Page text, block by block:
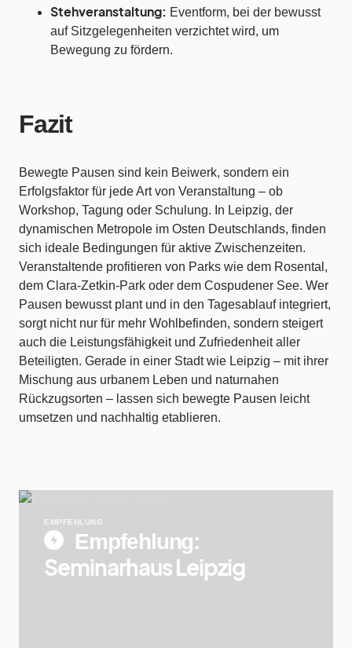
Stehveranstaltung: Eventform, bei der bewusst
auf Sitzgelegenheiten verzichtet wird, um
Bewegung zu fördern.
Fazit
Bewegte Pausen sind kein Beiwerk, sondern ein
Erfolgsfaktor für jede Art von Veranstaltung – ob
Workshop, Tagung oder Schulung. In Leipzig, der
dynamischen Metropole im Osten Deutschlands, finden
sich ideale Bedingungen für aktive Zwischenzeiten.
Veranstaltende profitieren von Parks wie dem Rosental,
dem Clara-Zetkin-Park oder dem Cospudener See. Wer
Pausen bewusst plant und in den Tagesablauf integriert,
sorgt nicht nur für mehr Wohlbefinden, sondern steigert
auch die Leistungsfähigkeit und Zufriedenheit aller
Beteiligten. Gerade in einer Stadt wie Leipzig – mit ihrer
Mischung aus urbanem Leben und naturnahen
Rückzugsorten – lassen sich bewegte Pausen leicht
umsetzen und nachhaltig etablieren.
EMPFEHLUNG
Empfehlung:
Seminarhaus Leipzig